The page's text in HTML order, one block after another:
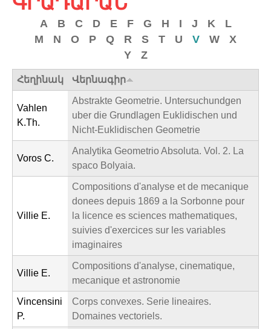
o
r
m
A B C D E F G H I J K
L
M
N O P Q R S T U V W
X
Y
Z
Հեղինակ Վերնագիր
Vahlen
K.Th.
Abstrakte Geometrie. Untersuchundgen
uber die Grundlagen Euklidischen und
Nicht-Euklidischen Geometrie
Voros C.
Analytika Geometrio Absoluta. Vol. 2. La
spaco Bolyaia.
Villie E.
Compositions d'analyse et de mecanique
donees depuis 1869 a la Sorbonne pour
la licence es sciences mathematiques,
suivies d'exercices sur les variables
imaginaires
Villie E.
Compositions d'analyse, cinematique,
mecanique et astronomie
Vincensini
P.
Corps convexes. Serie lineaires.
Domaines vectoriels.